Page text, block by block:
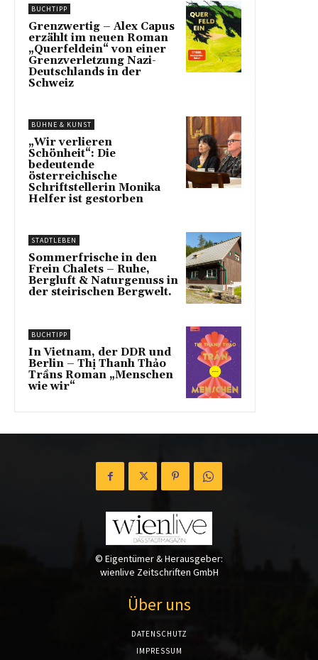
BUCHTIPP
Grenzwertig – Alex Capus
erzählt im neuen Roman
„Querfeldein“ von einer
Grenzverletzung Nazi-
Deutschlands in der
Schweiz
BÜHNE & KUNST
„Wir verlieren
Schönheit“: Die
bedeutende
österreichische
Schriftstellerin Monika
Helfer ist gestorben
STADTLEBEN
Sommerfrische in den
Frein Chalets – Ruhe,
Bergluft & Naturgenuss in
der steirischen Bergwelt.
BUCHTIPP
In Vietnam, der DDR und
Berlin – Thị Thanh Thảo
Trầns Roman „Menschen
wie wir“
© Eigentümer & Herausgeber:
wienlive Zeitschriften GmbH
Über uns
DATENSCHUTZ
IMPRESSUM